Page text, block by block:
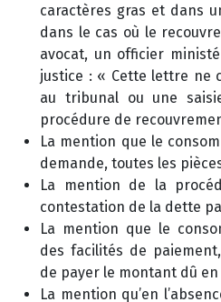
caractères gras et dans
dans le cas où le
avocat, un officier
justice : « Cette lettre ne
au tribunal ou une
procédure de
La mention que le
demande, toutes les
La mention de la
contestation de la dette
La mention que le
des facilités de
de payer le montant dû en
La mention qu’en